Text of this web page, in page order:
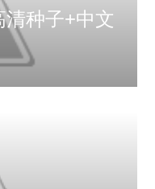
清种子+中文